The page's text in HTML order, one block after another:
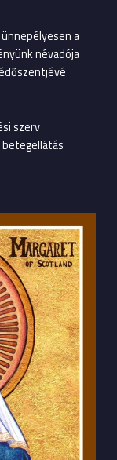
a
névadója
szerv
betegellátás